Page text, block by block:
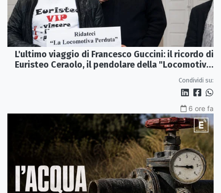
L'ultimo viaggio di Francesco Guccini: il ricordo di
Euristeo Ceraolo, il pendolare della "Locomotiva
Condividi su:
6 ore fa